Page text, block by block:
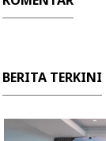
BERITA TERKINI